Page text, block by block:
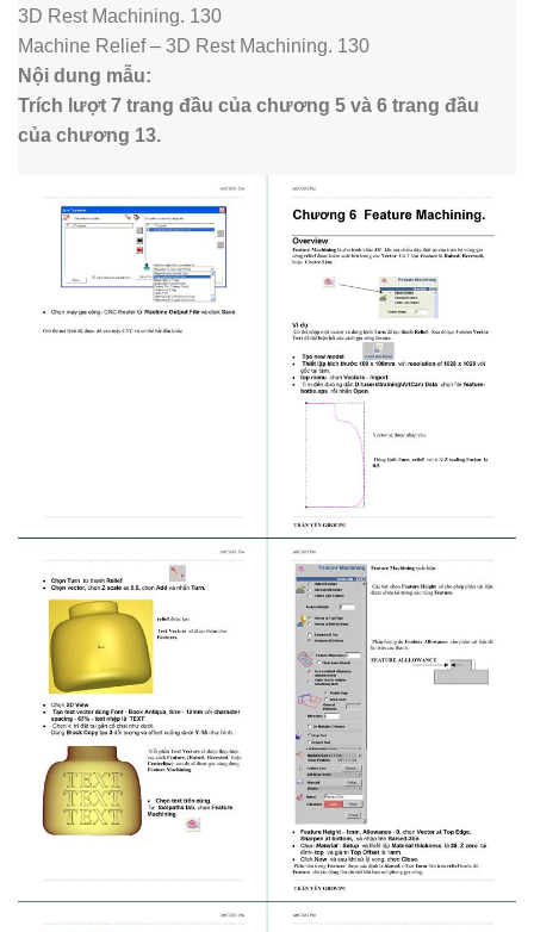
3D Rest Machining. 130
Machine Relief – 3D Rest Machining. 130
Nội dung mẫu:
Trích lượt 7 trang đầu của chương 5 và 6 trang đầu
của chương 13.